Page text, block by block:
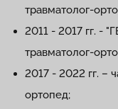
травматолог-
2011 - 2017 гг. -
травматолог-
2017 - 2022 гг. –
ортопед;